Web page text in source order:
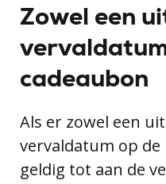
Zowel een
cadeaubon
Als er zowel een
vervaldatum op de
geldig tot aan de